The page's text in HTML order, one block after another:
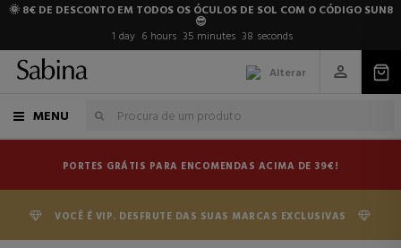
🌞 8€ DE DESCONTO EM TODOS OS ÓCULOS DE SOL COM O CÓDIGO SUN8
😎
1 day 6 hours 35 minutes 37 seconds
Alterar
MENU
PORTES GRÁTIS PARA ENCOMENDAS ACIMA DE 39€!
VOCÊ É VIP. DESFRUTE DAS SUAS MARCAS EXCLUSIVAS